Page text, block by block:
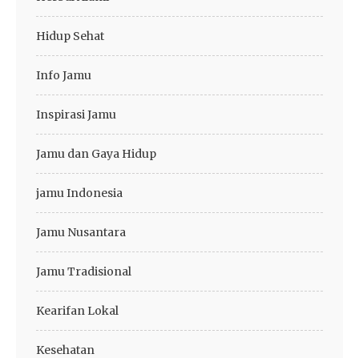
Hidup Sehat
Info Jamu
Inspirasi Jamu
Jamu dan Gaya Hidup
jamu Indonesia
Jamu Nusantara
Jamu Tradisional
Kearifan Lokal
Kesehatan